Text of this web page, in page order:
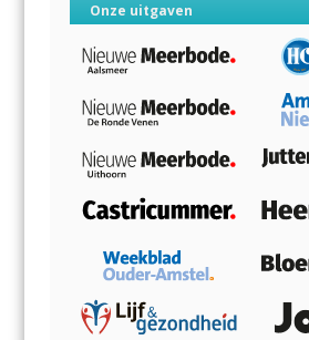
Onze uitgaven